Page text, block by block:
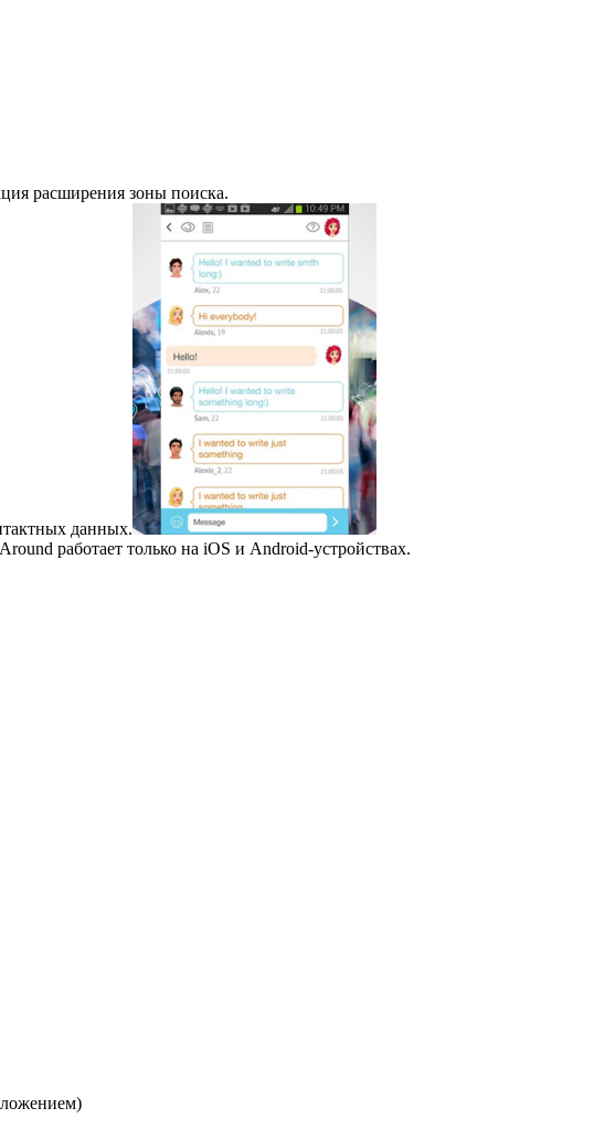
расширения зоны поиска.
данных.
работает только на iOS и Android-устройствах.